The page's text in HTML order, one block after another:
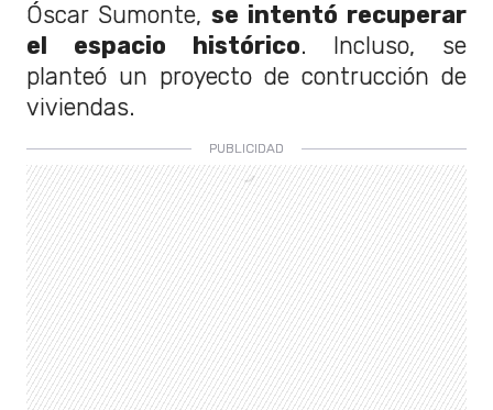
Óscar Sumonte, se intentó recuperar
el espacio histórico. Incluso, se
planteó un proyecto de contrucción de
viviendas.